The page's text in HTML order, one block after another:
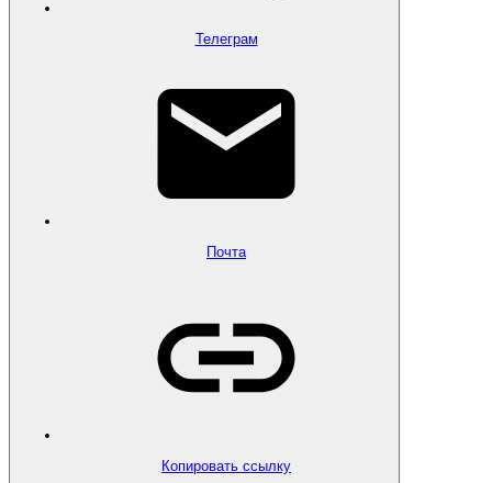
Телеграм
Почта
Копировать ссылку